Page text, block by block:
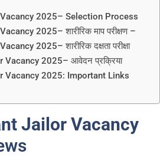
2025– Selection Process
2025– शारीरिक माप परीक्षण –
2025– शारीरिक दक्षता परीक्षा
2025– आवेदन प्रक्रिया
Vacancy 2025: Important Links
Jailor Vacancy